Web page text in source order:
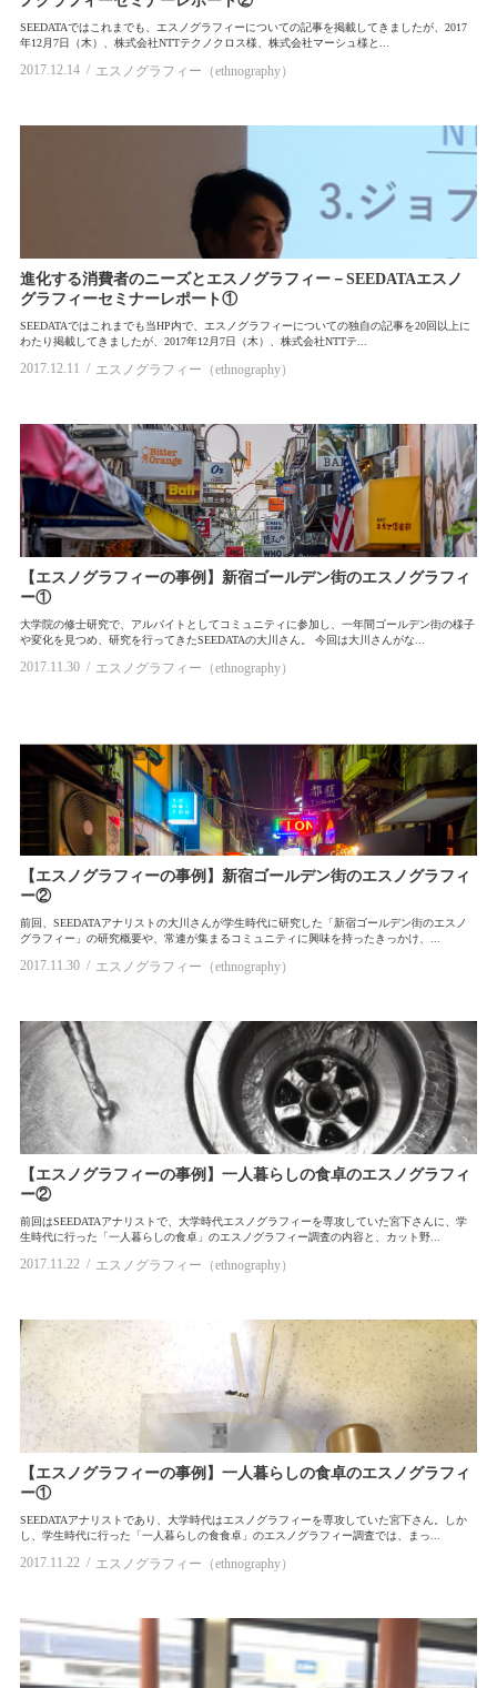
SEEDATAではこれまでも、エスノグラフィーについての記事を掲載してきましたが、2017
年12月7日（木）、株式会社NTTテクノクロス様、株式会社マーシュ様と...
2017.12.14 エスノグラフィー（ethnography）
進化する消費者のニーズとエスノグラフィー－SEEDATAエスノ
グラフィーセミナーレポート①
SEEDATAではこれまでも当HP内で、エスノグラフィーについての独自の記事を20回以上に
わたり掲載してきましたが、2017年12月7日（木）、株式会社NTTテ...
2017.12.11 エスノグラフィー（ethnography）
【エスノグラフィーの事例】新宿ゴールデン街のエスノグラフィ
ー①
大学院の修士研究で、アルバイトとしてコミュニティに参加し、一年間ゴールデン街の様子
や変化を見つめ、研究を行ってきたSEEDATAの大川さん。 今回は大川さんがな...
2017.11.30 エスノグラフィー（ethnography）
【エスノグラフィーの事例】新宿ゴールデン街のエスノグラフィ
ー②
前回、SEEDATAアナリストの大川さんが学生時代に研究した「新宿ゴールデン街のエスノ
グラフィー」の研究概要や、常連が集まるコミュニティに興味を持ったきっかけ、...
2017.11.30 エスノグラフィー（ethnography）
【エスノグラフィーの事例】一人暮らしの食卓のエスノグラフィ
ー②
前回はSEEDATAアナリストで、大学時代エスノグラフィーを専攻していた宮下さんに、学
生時代に行った「一人暮らしの食卓」のエスノグラフィー調査の内容と、カット野...
2017.11.22 エスノグラフィー（ethnography）
【エスノグラフィーの事例】一人暮らしの食卓のエスノグラフィ
ー①
SEEDATAアナリストであり、大学時代はエスノグラフィーを専攻していた宮下さん。しか
し、学生時代に行った「一人暮らしの食食卓」のエスノグラフィー調査では、まっ...
2017.11.22 エスノグラフィー（ethnography）